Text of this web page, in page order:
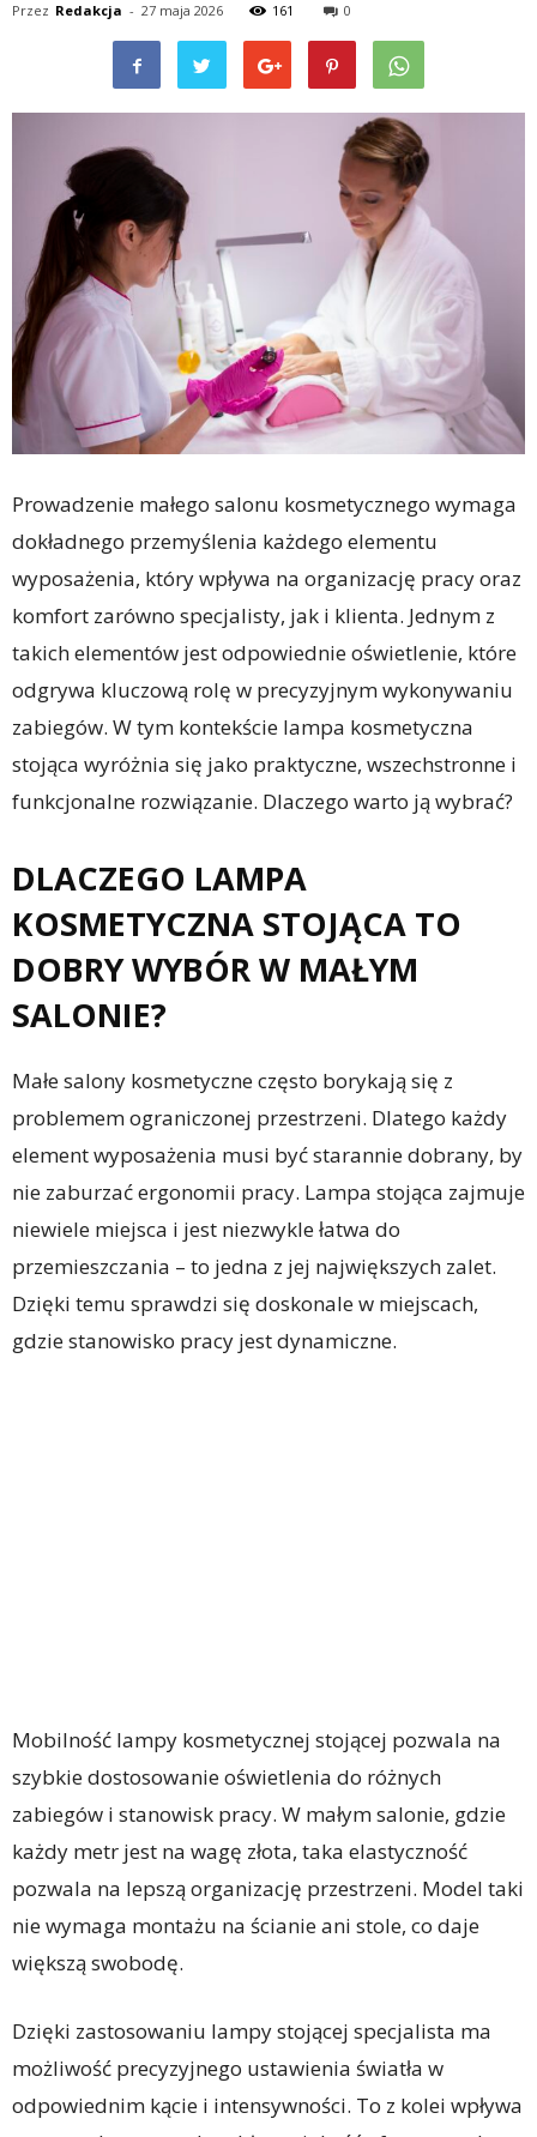
Przez Redakcja - 27 maja 2026 161 0
Prowadzenie małego salonu kosmetycznego wymaga
dokładnego przemyślenia każdego elementu
wyposażenia, który wpływa na organizację pracy oraz
komfort zarówno specjalisty, jak i klienta. Jednym z
takich elementów jest odpowiednie oświetlenie, które
odgrywa kluczową rolę w precyzyjnym wykonywaniu
zabiegów. W tym kontekście lampa kosmetyczna
stojąca wyróżnia się jako praktyczne, wszechstronne i
funkcjonalne rozwiązanie. Dlaczego warto ją wybrać?
DLACZEGO LAMPA
KOSMETYCZNA STOJĄCA TO
DOBRY WYBÓR W MAŁYM
SALONIE?
Małe salony kosmetyczne często borykają się z
problemem ograniczonej przestrzeni. Dlatego każdy
element wyposażenia musi być starannie dobrany, by
nie zaburzać ergonomii pracy. Lampa stojąca zajmuje
niewiele miejsca i jest niezwykle łatwa do
przemieszczania – to jedna z jej największych zalet.
Dzięki temu sprawdzi się doskonale w miejscach,
gdzie stanowisko pracy jest dynamiczne.
Mobilność lampy kosmetycznej stojącej pozwala na
szybkie dostosowanie oświetlenia do różnych
zabiegów i stanowisk pracy. W małym salonie, gdzie
każdy metr jest na wagę złota, taka elastyczność
pozwala na lepszą organizację przestrzeni. Model taki
nie wymaga montażu na ścianie ani stole, co daje
większą swobodę.
Dzięki zastosowaniu lampy stojącej specjalista ma
możliwość precyzyjnego ustawienia światła w
odpowiednim kącie i intensywności. To z kolei wpływa